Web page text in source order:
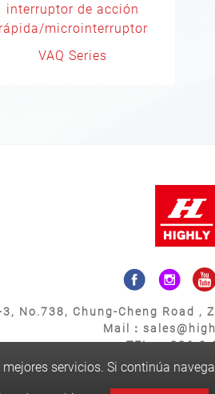
interruptor de acción
rápida/microinterruptor
VAQ Series
servicios. Si continúa
3, No.738, Chung-Cheng Road
Mail：
TEL：+886-
FAX：+886-